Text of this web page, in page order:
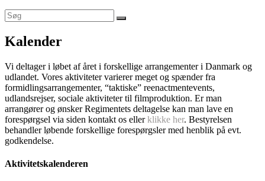
Kalender
Vi deltager i løbet af året i forskellige arrangementer i Danmark og
udlandet. Vores aktiviteter varierer meget og spænder fra
formidlingsarrangementer, “taktiske” reenactmentevents,
udlandsrejser, sociale aktiviteter til filmproduktion. Er man
arrangører og ønsker Regimentets deltagelse kan man lave en
forespørgsel via siden kontakt os ellerklikke her. Bestyrelsen
behandler løbende forskellige forespørgsler med henblik på evt.
godkendelse.
Aktivitetskalenderen